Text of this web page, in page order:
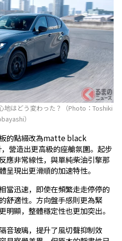
地はどう変わった？（Photo：Toshiki
）
的點綴改為matte black
營造出更高級的座艙氛圍。起步
應非常線性，與單純柴油引擎那
呈現出更滑順的加速特性。
當迅速，即使在頻繁走走停停的
舒適性。方向盤手感則更為緊
明顯，整體穩定性也更加突出。
音玻璃，提升了風切聲抑制效